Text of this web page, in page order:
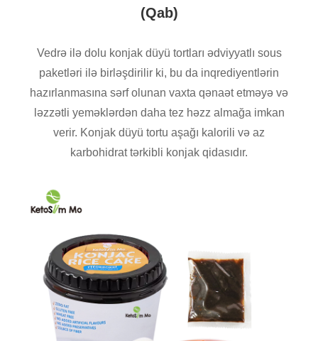
(Qab)
Vedrə ilə dolu konjak düyü tortları ədviyyatlı sous
paketləri ilə birləşdirilir ki, bu da inqrediyentlərin
hazırlanmasına sərf olunan vaxta qənaət etməyə və
ləzzətli yeməklərdən daha tez həzz almağa imkan
verir. Konjak düyü tortu aşağı kalorili və az
karbohidrat tərkibli konjak qidasıdır.